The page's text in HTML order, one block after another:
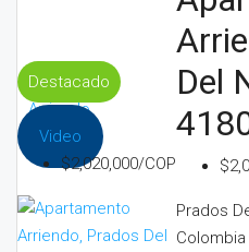
Inmuebles
Contacto
Destacado
Arriendo
Video
$2,020,000/COP
Del
Prados
Colombia